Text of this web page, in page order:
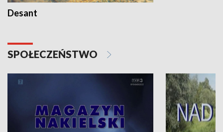
Desant
SPOŁECZEŃSTWO